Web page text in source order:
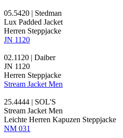
05.5420 | Stedman
Lux Padded Jacket
Herren Steppjacke
JN 1120
02.1120 | Daiber
JN 1120
Herren Steppjacke
Stream Jacket Men
25.4444 | SOL'S
Stream Jacket Men
Leichte Herren Kapuzen Steppjacke
NM 031